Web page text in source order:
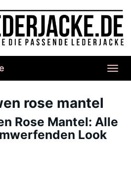
rose mantel
Rose Mantel: Alle
Look